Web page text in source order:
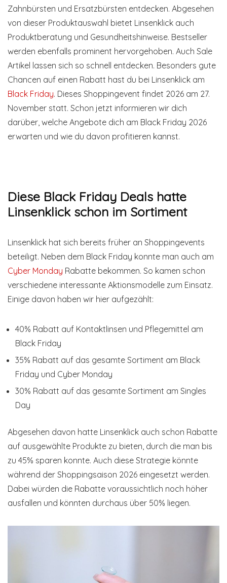
Zahnbürsten und Ersatzbürsten entdecken. Abgesehen
von dieser Produktauswahl bietet Linsenklick auch
Produktberatung und Gesundheitshinweise. Bestseller
werden ebenfalls prominent hervorgehoben. Auch Sale
Artikel lassen sich so schnell entdecken. Besonders gute
Chancen auf einen Rabatt hast du bei Linsenklick am
Black Friday. Dieses Shoppingevent findet 2026 am 27.
November statt. Schon jetzt informieren wir dich
darüber, welche Angebote dich am Black Friday 2026
erwarten und wie du davon profitieren kannst.
Diese Black Friday Deals hatte
Linsenklick schon im Sortiment
Linsenklick hat sich bereits früher an Shoppingevents
beteiligt. Neben dem Black Friday konnte man auch am
Cyber Monday Rabatte bekommen. So kamen schon
verschiedene interessante Aktionsmodelle zum Einsatz.
Einige davon haben wir hier aufgezählt:
40% Rabatt auf Kontaktlinsen und Pflegemittel am
Black Friday
35% Rabatt auf das gesamte Sortiment am Black
Friday und Cyber Monday
30% Rabatt auf das gesamte Sortiment am Singles
Day
Abgesehen davon hatte Linsenklick auch schon Rabatte
auf ausgewählte Produkte zu bieten, durch die man bis
zu 45% sparen konnte. Auch diese Strategie könnte
während der Shoppingsaison 2026 eingesetzt werden.
Dabei würden die Rabatte voraussichtlich noch höher
ausfallen und könnten durchaus über 50% liegen.